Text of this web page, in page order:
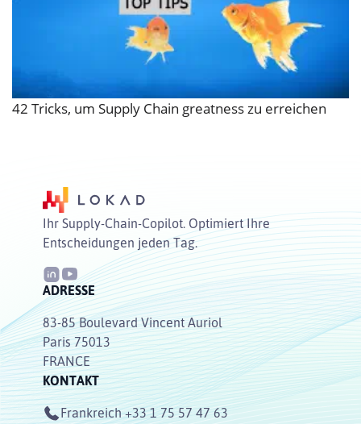
42 Tricks, um Supply Chain greatness zu erreichen
Ihr Supply-Chain-Copilot. Optimiert Ihre
Entscheidungen jeden Tag.
ADRESSE
83-85 Boulevard Vincent Auriol
Paris 75013
FRANCE
KONTAKT
Frankreich +33 1 75 57 47 63